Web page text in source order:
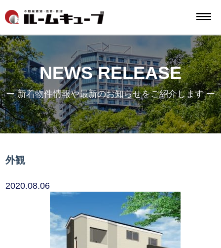
NEWS RELEASE
ー 新着物件情報や最新のお知らせをご紹介します ー
外観
2020.08.06